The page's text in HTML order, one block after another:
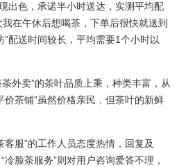
出色，承诺半小时送达，实测平均配
在午休后想喝茶，下单后很快就送到
”配送时间较长，平均需要1个小时以
外卖”的茶叶品质上乘，种类丰富，从
价茶铺”虽然价格亲民，但茶叶的新鲜
服”的工作人员态度热情，回复及
脸茶服务”则对用户咨询爱答不理，